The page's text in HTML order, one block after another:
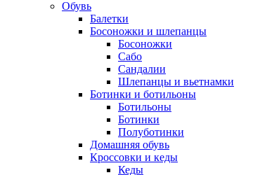
Обувь
Балетки
Босоножки и шлепанцы
Босоножки
Сабо
Сандалии
Шлепанцы и вьетнамки
Ботинки и ботильоны
Ботильоны
Ботинки
Полуботинки
Домашняя обувь
Кроссовки и кеды
Кеды